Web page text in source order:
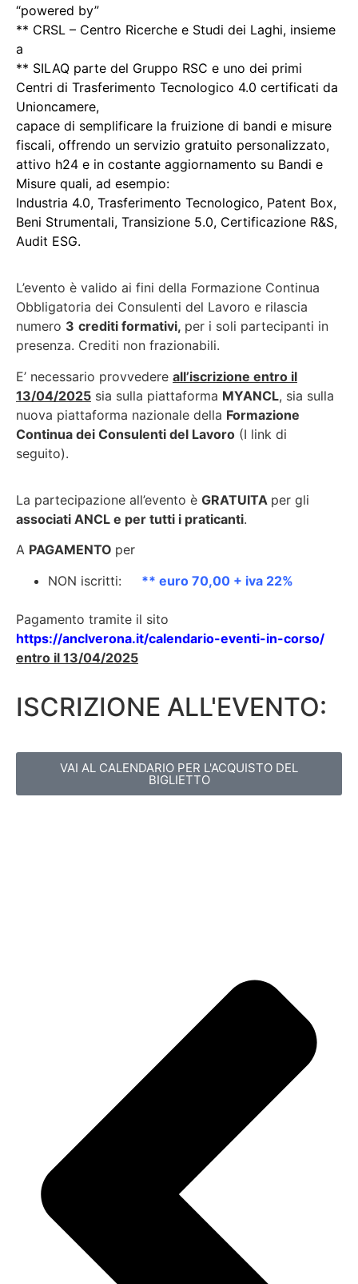
“powered by”
** CRSL – Centro Ricerche e Studi dei Laghi, insieme
a
** SILAQ parte del Gruppo RSC e uno dei primi
Centri di Trasferimento Tecnologico 4.0 certificati da
Unioncamere,
capace di semplificare la fruizione di bandi e misure
fiscali, offrendo un servizio gratuito personalizzato,
attivo h24 e in costante aggiornamento su Bandi e
Misure quali, ad esempio:
Industria 4.0, Trasferimento Tecnologico, Patent Box,
Beni Strumentali, Transizione 5.0, Certificazione R&S,
Audit ESG.
L’evento è valido ai fini della Formazione Continua
Obbligatoria dei Consulenti del Lavoro e rilascia
numero 3 crediti formativi, per i soli partecipanti in
presenza. Crediti non frazionabili.
E’ necessario provvedere all’iscrizione entro il
13/04/2025 sia sulla piattaforma MYANCL, sia sulla
nuova piattaforma nazionale della Formazione
Continua dei Consulenti del Lavoro (I link di
seguito).
La partecipazione all’evento è GRATUITA per gli
associati ANCL e per tutti i praticanti.
A PAGAMENTO per
NON iscritti: ** euro 70,00 + iva 22%
Pagamento tramite il sito
https://anclverona.it/calendario-eventi-in-corso/
entro il 13/04/2025
ISCRIZIONE ALL'EVENTO:
VAI AL CALENDARIO PER L'ACQUISTO DEL
BIGLIETTO